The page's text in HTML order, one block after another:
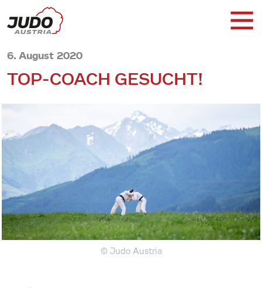
6. August 2020
TOP-COACH GESUCHT!
© Judo Austria